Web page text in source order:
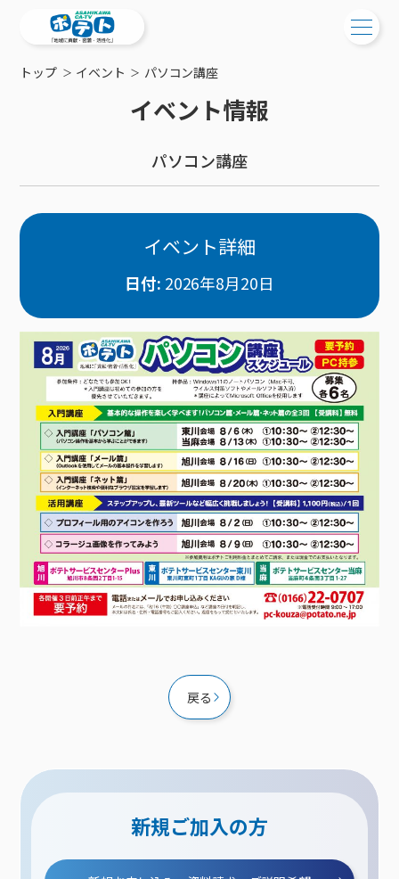
サービス提供エリア
特典・キャンペーン
おトクな割引サービス
ご加入中のサービス確認・変更
サポートサービス
リモートコール
回線速度測定
接続・設定⽅法
訪問サポート＆サポートパックサービス料⾦表
新着情報
メンテナンス・障害情報
ポテトからのプレゼント
イベントカレンダー
講座のご案内
サービス案内
サービス案内
ケーブルテレビトップ
チャンネル紹介
料⾦プラン
NHK衛星受信料団体⼀括⽀払
機器⼀覧
インターネット
インターネットトップ
料⾦プラン
Wi-Fiサービス
ポテトホーム防犯カメラ
オプションサービス
インターネットギガシェアプラン
固定電話
固定電話トップ
基本料⾦・通話料⾦
オプションサービス
auスマートバリュー
auまとめトーク
ポテトスマートフォン
ポテトスマートフォントップ
料⾦プラン
機種⼀覧
オプションサービス
でんき
でんきトップ
ポラリンでんき×ポテト
ポテトでんき
ケーブルプラスでんき
暮らしを快適にするサービス
暮らしを快適にするサービストップ
ポテトライフメール
⽣活あんしんサービス
みるプラス
お困りの方はこちら
会社案内
メンテナンス
障害情報
マイページ
お申し込み
トップ イベント パソコン講座
イベント情報
パソコン講座
イベント詳細
日付: 2026年8月20日
戻る
新規ご加入の方